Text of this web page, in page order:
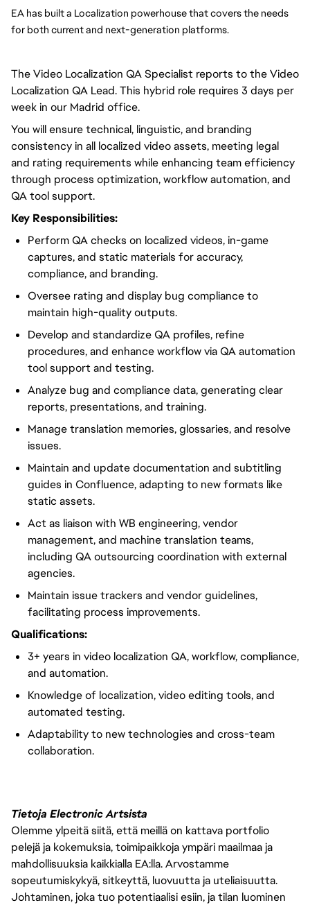
EA has built a Localization powerhouse that covers the needs
for both current and next-generation platforms.
The Video Localization QA Specialist reports to the Video
Localization QA Lead. This hybrid role requires 3 days per
week in our Madrid office.
You will ensure technical, linguistic, and branding
consistency in all localized video assets, meeting legal
and rating requirements while enhancing team efficiency
through process optimization, workflow automation, and
QA tool support.
Key Responsibilities:
Perform QA checks on localized videos, in-game
captures, and static materials for accuracy,
compliance, and branding.
Oversee rating and display bug compliance to
maintain high-quality outputs.
Develop and standardize QA profiles, refine
procedures, and enhance workflow via QA automation
tool support and testing.
Analyze bug and compliance data, generating clear
reports, presentations, and training.
Manage translation memories, glossaries, and resolve
issues.
Maintain and update documentation and subtitling
guides in Confluence, adapting to new formats like
static assets.
Act as liaison with WB engineering, vendor
management, and machine translation teams,
including QA outsourcing coordination with external
agencies.
Maintain issue trackers and vendor guidelines,
facilitating process improvements.
Qualifications:
3+ years in video localization QA, workflow, compliance,
and automation.
Knowledge of localization, video editing tools, and
automated testing.
Adaptability to new technologies and cross-team
collaboration.
Tietoja Electronic Artsista
Olemme ylpeitä siitä, että meillä on kattava portfolio
pelejä ja kokemuksia, toimipaikkoja ympäri maailmaa ja
mahdollisuuksia kaikkialla EA:lla. Arvostamme
sopeutumiskykyä, sitkeyttä, luovuutta ja uteliaisuutta.
Johtaminen, joka tuo potentiaalisi esiin, ja tilan luominen